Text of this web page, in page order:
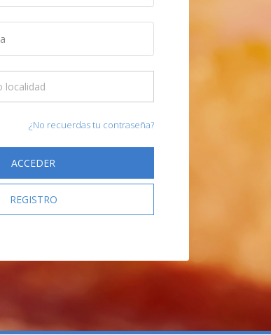
¿No recuerdas tu contraseña?
ACCEDER
REGISTRO